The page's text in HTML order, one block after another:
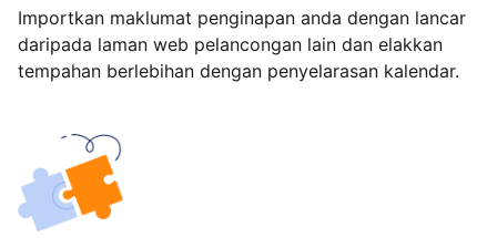
Importkan maklumat penginapan anda dengan lancar
daripada laman web pelancongan lain dan elakkan
tempahan berlebihan dengan penyelarasan kalendar.